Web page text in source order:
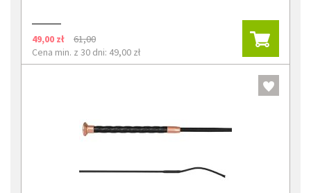
49,00 zł
61,00
Cena min. z 30 dni: 49,00 zł